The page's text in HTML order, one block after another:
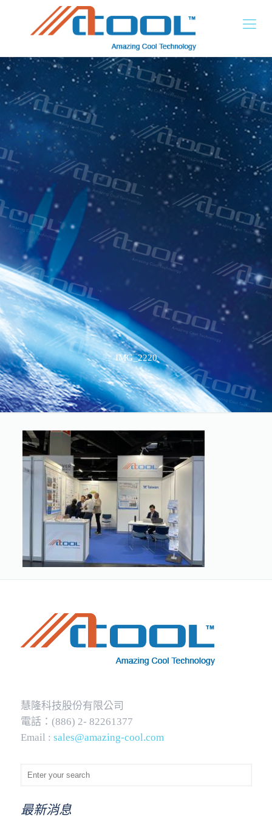
IMG_2220
慧隆科技股份有限公司
電話：(886) 2- 82261377
Email : sales@amazing-cool.com
最新消息